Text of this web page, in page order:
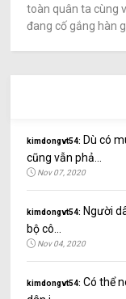
toàn quân ta cùng
đang cố gắng hàn
kimdongvt54: Dù có
cũng vẫn phả...
Nov 07, 2020
kimdongvt54: Người
bộ cô...
Nov 04, 2020
kimdongvt54: Có thể